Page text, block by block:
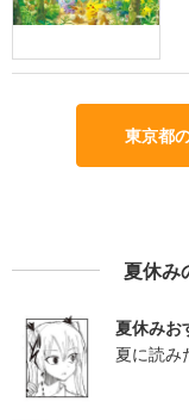
東京都
夏休み
夏休みお
夏に読み